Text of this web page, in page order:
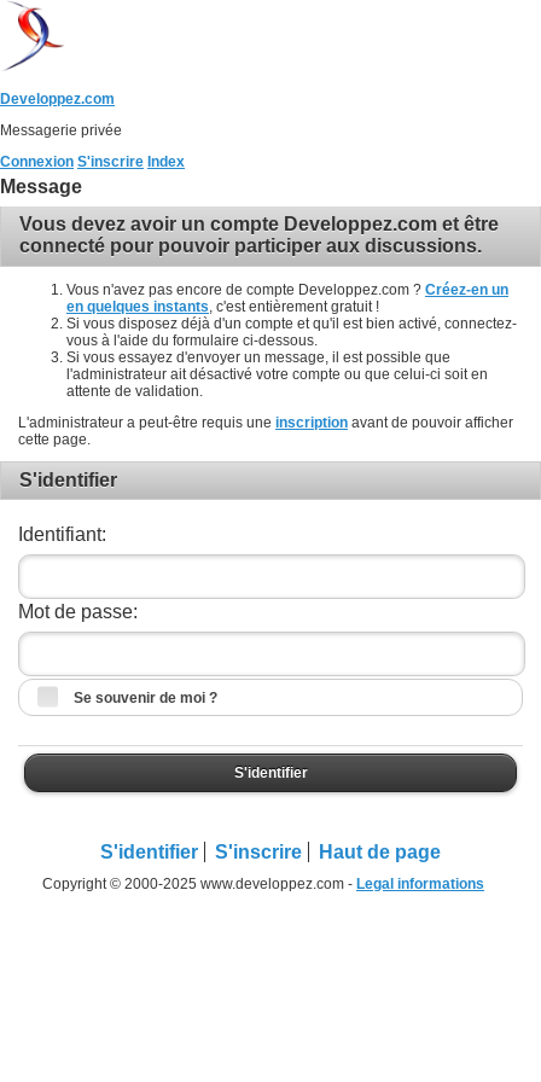
Developpez.com
Messagerie privée
Connexion S'inscrire Index
Message
Vous devez avoir un compte Developpez.com et être
connecté pour pouvoir participer aux discussions.
Vous n'avez pas encore de compte Developpez.com ? Créez-en un
en quelques instants , c'est entièrement gratuit !
Si vous disposez déjà d'un compte et qu'il est bien activé, connectez-
vous à l'aide du formulaire ci-dessous.
Si vous essayez d'envoyer un message, il est possible que
l'administrateur ait désactivé votre compte ou que celui-ci soit en
attente de validation.
L'administrateur a peut-être requis une inscription avant de pouvoir afficher
cette page.
S'identifier
Identifiant:
Mot de passe:
Se souvenir de moi ?
S'identifier
S'identifier S'inscrire Haut de page
Copyright © 2000-2025 www.developpez.com - Legal informations